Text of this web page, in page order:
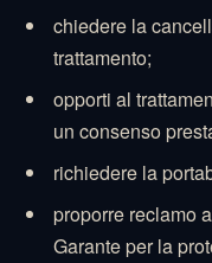
chiedere la
trattamento;
opporti al
un consenso
richiedere la
proporre reclamo
Garante per la